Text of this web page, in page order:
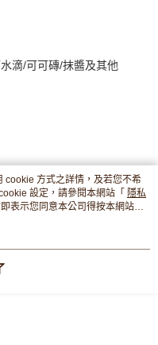
滴/可可磚/抹醬及其他
cookie 方式之詳情，及若您不希
設定，請參閱本網站「 隱私
表示您同意本公司得按本網站使